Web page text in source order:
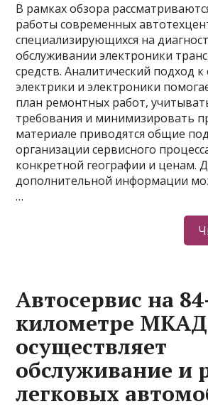
В рамках обзора
работы современных
специализирующихся на
обслуживании электроники
средств. Аналитический подход
электрики и электроники
план ремонтных работ,
требования и минимизировать
материале приводятся общие
организации сервисного
конкретной географии и ценам.
дополнительной информации
…
Автосервис на
километре МКАД
осуществляет
обслуживание и
легковых